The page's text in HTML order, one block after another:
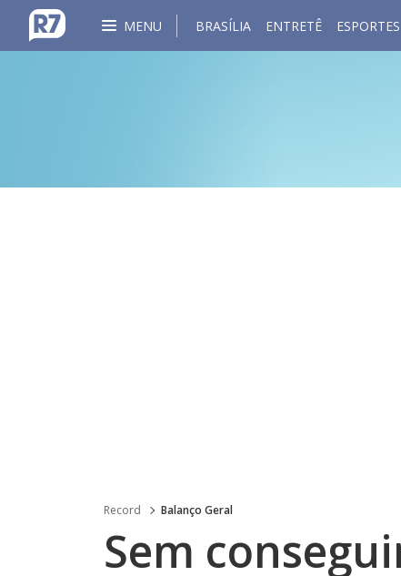
MENU BRASÍLIA ENTRETÊ ESPORTES
Record Balanço Geral
Sem